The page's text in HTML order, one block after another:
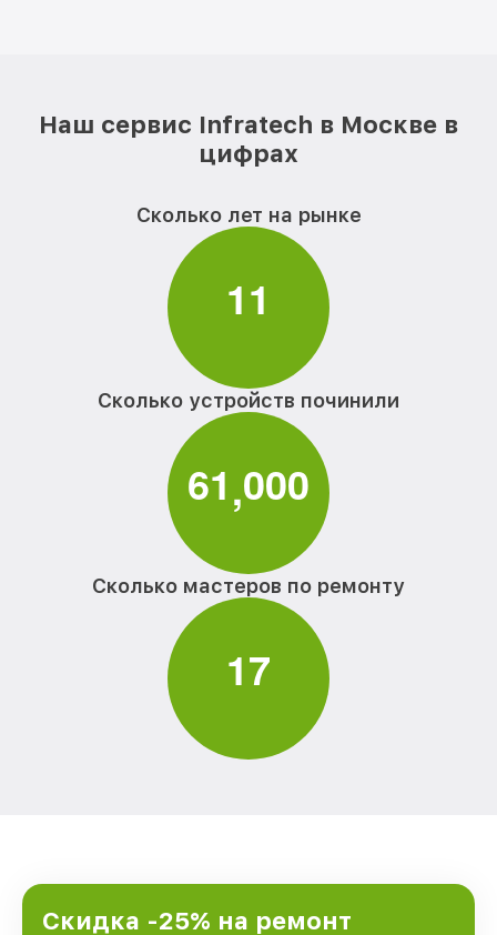
Наш сервис Infratech в Москве в
цифрах
Сколько лет на рынке
11
Сколько устройств починили
61,000
Сколько мастеров по ремонту
17
Скидка -25% на ремонт